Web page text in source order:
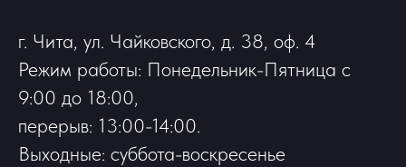
г. Чита, ул. Чайковского, д. 38, оф. 4
Режим работы: Понедельник-Пятница с
9:00 до 18:00,
перерыв: 13:00-14:00.
Выходные: суббота-воскресенье